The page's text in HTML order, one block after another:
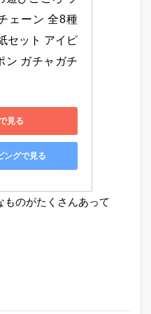
ェーン 全8種
セット アイピ
ン ガチャガチ
見る
ングで見る
のがたくさんあって